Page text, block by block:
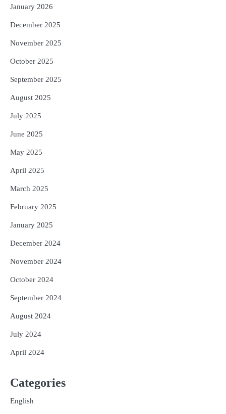
January 2026
December 2025
November 2025
October 2025
September 2025
August 2025
July 2025
June 2025
May 2025
April 2025
March 2025
February 2025
January 2025
December 2024
November 2024
October 2024
September 2024
August 2024
July 2024
April 2024
Categories
English